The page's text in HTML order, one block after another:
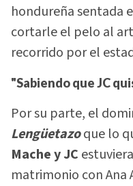
hondureña sentada
cortarle el pelo al
recorrido por el
"Sabiendo que JC
Por su parte, el
Lengüetazoque lo
Mache y JC
matrimonio con Ana